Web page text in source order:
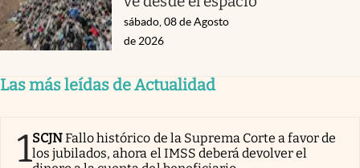
sábado, 08 de Agosto
de 2026
Las más leídas de Actualidad
1SCJNFallo histórico de la Suprema Corte a favor de
los jubilados, ahora el IMSS deberá devolver el